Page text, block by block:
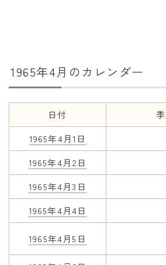
二十八宿
二十七宿
誕生シンボル
年齢と学年
年齢・干支
学年
厄年
長寿のお祝い
1965年4月のカレンダー
日付
1965年4月1日
1965年4月2日
1965年4月3日
1965年4月4日
1965年4月5日